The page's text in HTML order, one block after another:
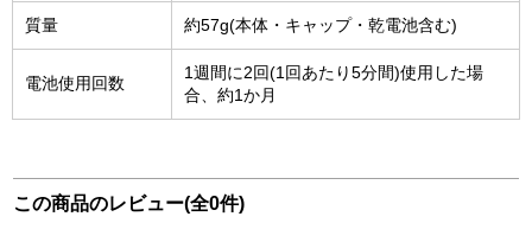
質量 約57g(本体・キャップ・乾電池含む)
電池使用回数
1週間に2回(1回あたり5分間)使用した場
合、約1か月
この商品のレビュー(全0件)